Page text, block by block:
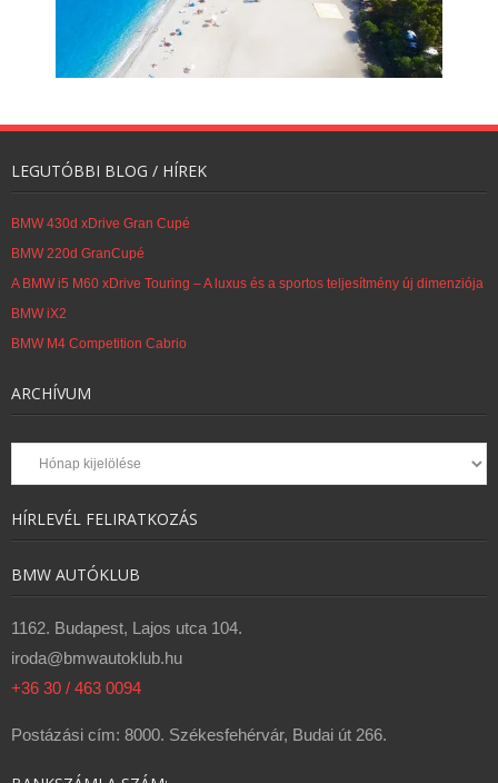
LEGUTÓBBI BLOG / HÍREK
BMW 430d xDrive Gran Cupé
BMW 220d GranCupé
A BMW i5 M60 xDrive Touring – A luxus és a sportos teljesítmény új dimenziója
BMW iX2
BMW M4 Competition Cabrio
ARCHÍVUM
Archívum
HÍRLEVÉL FELIRATKOZÁS
BMW AUTÓKLUB
1162. Budapest, Lajos utca 104.
iroda@bmwautoklub.hu
+36 30 / 463 0094
Postázási cím: 8000. Székesfehérvár, Budai út 266.